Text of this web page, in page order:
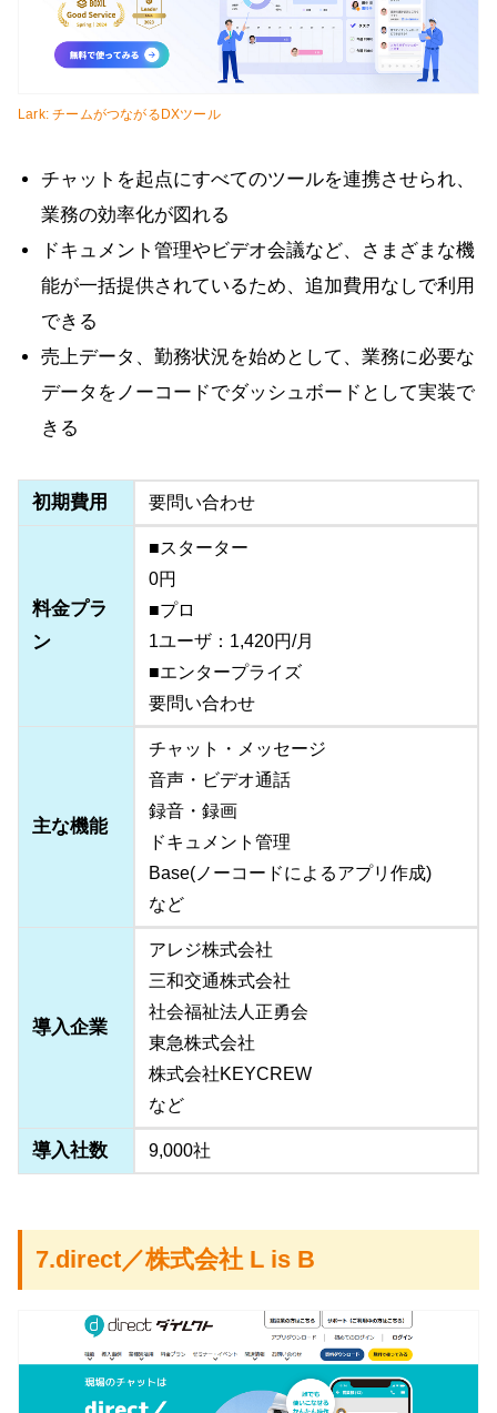
Lark: チームがつながるDXツール
チャットを起点にすべてのツールを連携させられ、
業務の効率化が図れる
ドキュメント管理やビデオ会議など、さまざまな機
能が一括提供されているため、追加費用なしで利用
できる
売上データ、勤務状況を始めとして、業務に必要な
データをノーコードでダッシュボードとして実装で
きる
初期費用 要問い合わせ
料金プラ
ン
■スターター
0円
■プロ
1ユーザ：1,420円/月
■エンタープライズ
要問い合わせ
主な機能
チャット・メッセージ
音声・ビデオ通話
録音・録画
ドキュメント管理
Base(ノーコードによるアプリ作成)
など
導入企業
アレジ株式会社
三和交通株式会社
社会福祉法人正勇会
東急株式会社
株式会社KEYCREW
など
導入社数 9,000社
7.direct／株式会社 L is B